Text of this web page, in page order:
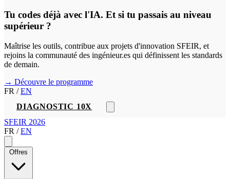
Tu codes déjà avec l'IA. Et si tu passais au niveau
supérieur ?
Maîtrise les outils, contribue aux projets d'innovation SFEIR, et
rejoins la communauté des ingénieur.es qui définissent les standards
de demain.
→ Découvre le programme
FR / EN
DIAGNOSTIC 10X
SFEIR 2026
FR / EN
Offres